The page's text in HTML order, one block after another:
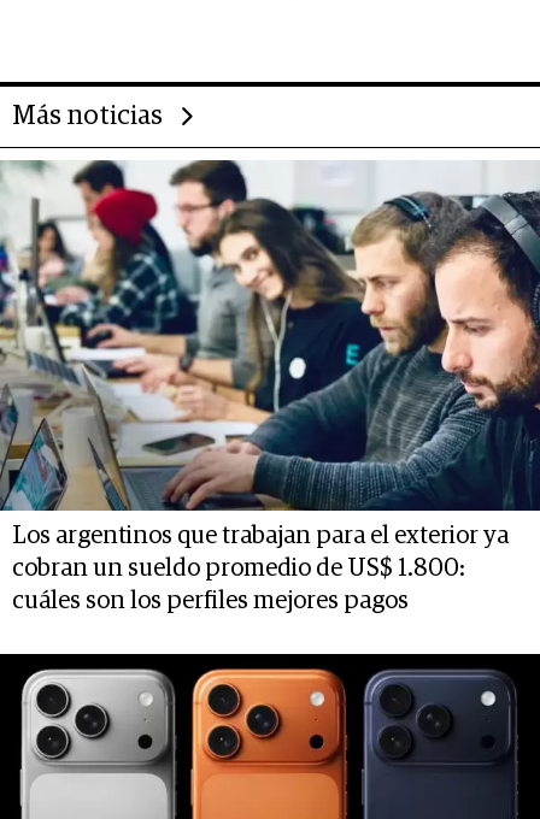
Más noticias
Los argentinos que trabajan para el exterior ya
cobran un sueldo promedio de US$ 1.800:
cuáles son los perfiles mejores pagos